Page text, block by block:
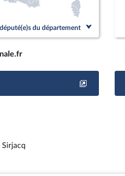
du département
Sirjacq